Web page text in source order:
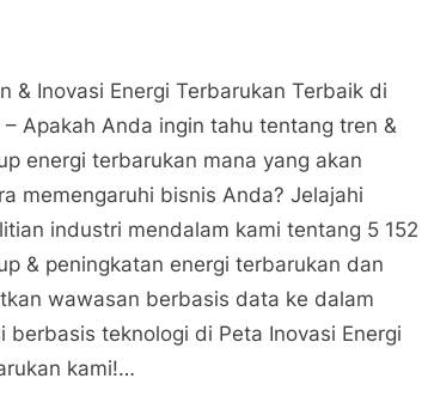
& Inovasi Energi Terbarukan Terbaik di
– Apakah Anda ingin tahu tentang tren &
energi terbarukan mana yang akan
memengaruhi bisnis Anda? Jelajahi
industri mendalam kami tentang 5 152
& peningkatan energi terbarukan dan
wawasan berbasis data ke dalam
berbasis teknologi di Peta Inovasi Energi
kami!…